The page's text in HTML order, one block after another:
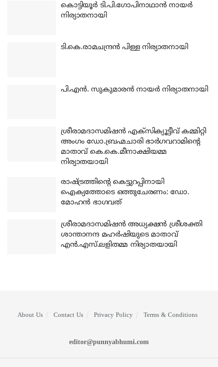
കൊട്ടിയൂര്‍ ടി.പി.ഗോപിനാഥാന്‍ നായര്‍
നിര്യാതനായി
ടി.കെ.രാമചന്ദ്രന്‍ പിള്ള നിര്യാതനായി
പി.എന്‍. സുകുമാരന്‍ നായര്‍ നിര്യാതനായി
ശ്രീരാമദാസമിഷന്‍ എക്‌സിക്യൂട്ടീവ് കമ്മിറ്റി
അംഗം ഡോ.ബ്രഹ്മചാരി ഭാര്‍ഗവറാമിന്റെ
മാതാവ് കെ.കെ.മീനാക്ഷിയമ്മ
നിര്യാതയായി
രാഷ്ട്രത്തിന്റെ കെട്ടുറപ്പിനായി
ഐക്യത്തോടെ ഒത്തുചേരണം: ഡോ.
മോഹന്‍ ഭാഗവത്
ശ്രീരാമദാസമിഷന്‍ അധ്യക്ഷന്‍ ശ്രീശക്തി
ശാന്താനന്ദ മഹര്‍ഷിയുടെ മാതാവ്
എന്‍.എസ്.ലളിതമ്മ നിര്യാതയായി
About Us Contact Us Privacy Policy Terms & Conditions
editor@punnyabhumi.com